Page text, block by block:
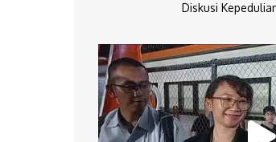
Diskusi